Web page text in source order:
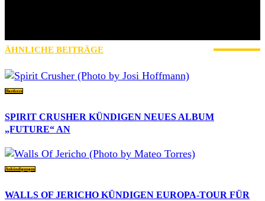
ÄHNLICHE BEITRÄGE
Hardcore
SPIRIT CRUSHER KÜNDIGEN NEUES ALBUM
„FUTURE“ AN
Ankündigungen
WALLS OF JERICHO KÜNDIGEN EUROPA-TOUR FÜR